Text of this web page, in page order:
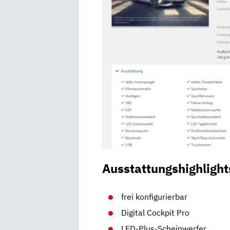
frei konfigurierbar
Digital Cockpit Pro